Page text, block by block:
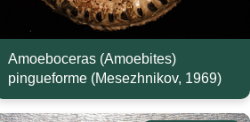
Amoeboceras (Amoebites)
pingueforme (Mesezhnikov, 1969)